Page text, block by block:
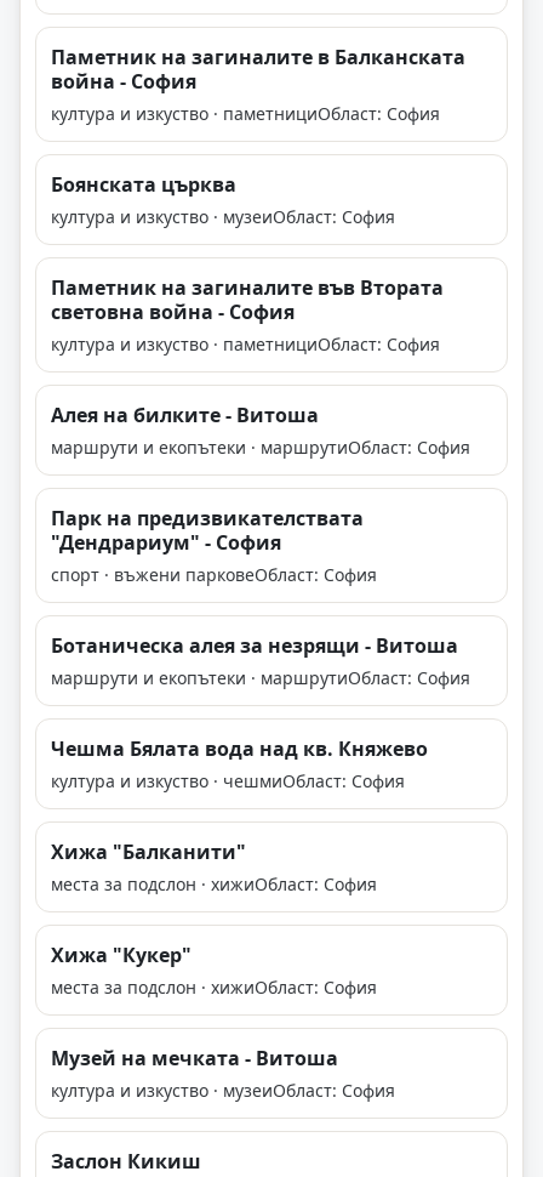
Паметник на загиналите в Балканската
война - София
култура и изкуство · паметнициОбласт: София
Боянската църква
култура и изкуство · музеиОбласт: София
Паметник на загиналите във Втората
световна война - София
култура и изкуство · паметнициОбласт: София
Алея на билките - Витоша
маршрути и екопътеки · маршрутиОбласт: София
Парк на предизвикателствата
"Дендрариум" - София
спорт · въжени парковеОбласт: София
Ботаническа алея за незрящи - Витоша
маршрути и екопътеки · маршрутиОбласт: София
Чешма Бялата вода над кв. Княжево
култура и изкуство · чешмиОбласт: София
Хижа "Балканити"
места за подслон · хижиОбласт: София
Хижа "Кукер"
места за подслон · хижиОбласт: София
Музей на мечката - Витоша
култура и изкуство · музеиОбласт: София
Заслон Кикиш